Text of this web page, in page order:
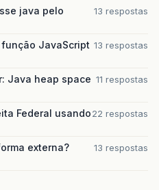
java pelo
13 respostas
função JavaScript 13 respostas
Java heap space 11 respostas
Federal usando22 respostas
externa?
13 respostas